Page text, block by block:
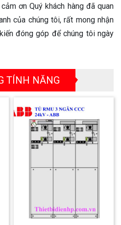
ơn Quý khách hàng đã quan
của chúng tôi, rất mong nhận
đóng góp để chúng tôi ngày
TÍNH NĂNG